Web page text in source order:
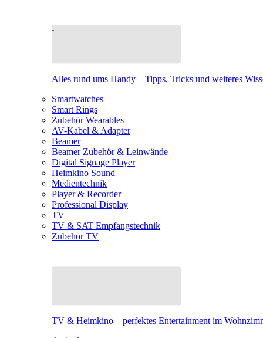
Alles rund ums Handy – Tipps, Tricks und weiteres
Smartwatches
Smart Rings
Zubehör Wearables
AV-Kabel & Adapter
Beamer
Beamer Zubehör & Leinwände
Digital Signage Player
Heimkino Sound
Medientechnik
Player & Recorder
Professional Display
TV
TV & SAT Empfangstechnik
Zubehör TV
TV & Heimkino – perfektes Entertainment im